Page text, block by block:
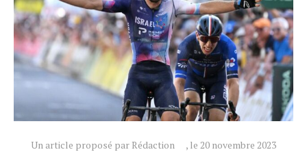
Un article proposé par Rédaction , le 20 novembre 2023